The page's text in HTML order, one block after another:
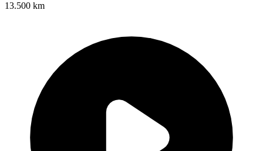
13.500 km